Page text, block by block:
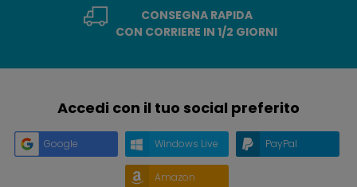
CONSEGNA RAPIDA
CON CORRIERE IN 1/2 GIORNI
Accedi con il tuo social preferito
Google Windows Live PayPal
Amazon